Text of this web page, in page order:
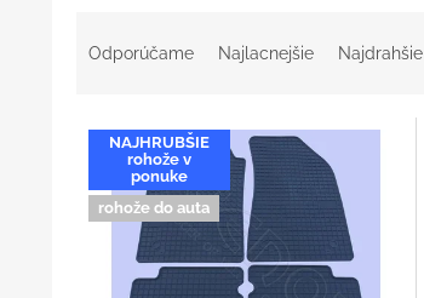
Odporúčame Najlacnejšie Najdrahšie
V
p
NAJHRUBŠIE
rohože v
ponuke
rohože do auta